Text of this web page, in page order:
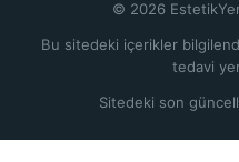
© 2026
Bu sitedeki içerikler
tedavi
Sitedeki son